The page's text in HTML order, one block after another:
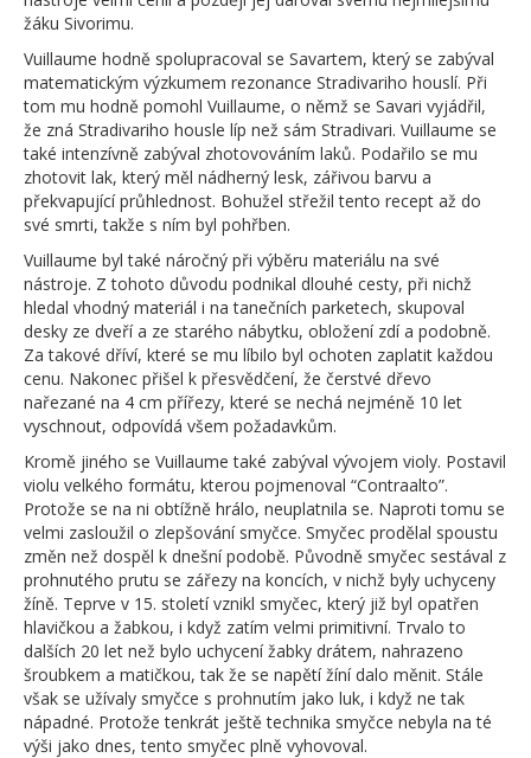
žáku Sivorimu.
Vuillaume hodně spolupracoval se Savartem, který se zabýval
matematickým výzkumem rezonance Stradivariho houslí. Při
tom mu hodně pomohl Vuillaume, o němž se Savari vyjádřil,
že zná Stradivariho housle líp než sám Stradivari. Vuillaume se
také intenzívně zabýval zhotovováním laků. Podařilo se mu
zhotovit lak, který měl nádherný lesk, zářivou barvu a
překvapující průhlednost. Bohužel střežil tento recept až do
své smrti, takže s ním byl pohřben.
Vuillaume byl také náročný při výběru materiálu na své
nástroje. Z tohoto důvodu podnikal dlouhé cesty, při nichž
hledal vhodný materiál i na tanečních parketech, skupoval
desky ze dveří a ze starého nábytku, obložení zdí a podobně.
Za takové dříví, které se mu líbilo byl ochoten zaplatit každou
cenu. Nakonec přišel k přesvědčení, že čerstvé dřevo
nařezané na 4 cm přířezy, které se nechá nejméně 10 let
vyschnout, odpovídá všem požadavkům.
Kromě jiného se Vuillaume také zabýval vývojem violy. Postavil
violu velkého formátu, kterou pojmenoval “Contraalto”.
Protože se na ni obtížně hrálo, neuplatnila se. Naproti tomu se
velmi zasloužil o zlepšování smyčce. Smyčec prodělal spoustu
změn než dospěl k dnešní podobě. Původně smyčec sestával z
prohnutého prutu se zářezy na koncích, v nichž byly uchyceny
žíně. Teprve v 15. století vznikl smyčec, který již byl opatřen
hlavičkou a žabkou, i když zatím velmi primitivní. Trvalo to
dalších 20 let než bylo uchycení žabky drátem, nahrazeno
šroubkem a matičkou, tak že se napětí žíní dalo měnit. Stále
však se užívaly smyčce s prohnutím jako luk, i když ne tak
nápadné. Protože tenkrát ještě technika smyčce nebyla na té
výši jako dnes, tento smyčec plně vyhovoval.